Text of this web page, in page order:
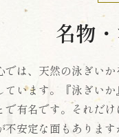
名物
では、天然の泳ぎい
ています。『泳ぎい
で有名です。それだ
不安定な面もありま